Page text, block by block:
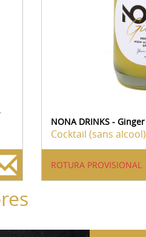
NONA DRINKS -
Cocktail (sans alcool)
ROTURA PROVISIONAL